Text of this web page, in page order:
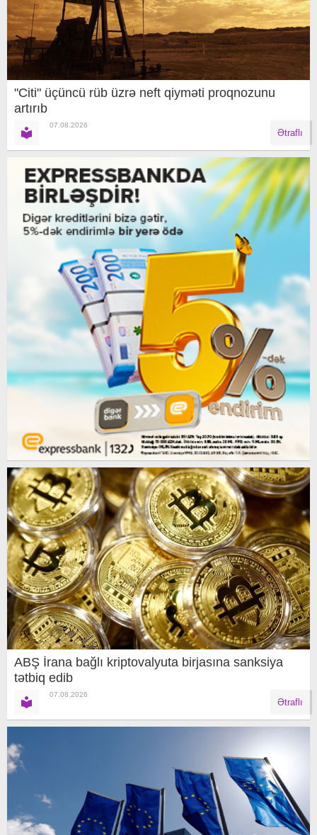
"Citi" üçüncü rüb üzrə neft qiyməti proqnozunu
artırıb
07.08.2026
Ətraflı
ABŞ İrana bağlı kriptovalyuta birjasına sanksiya
tətbiq edib
07.08.2026
Ətraflı